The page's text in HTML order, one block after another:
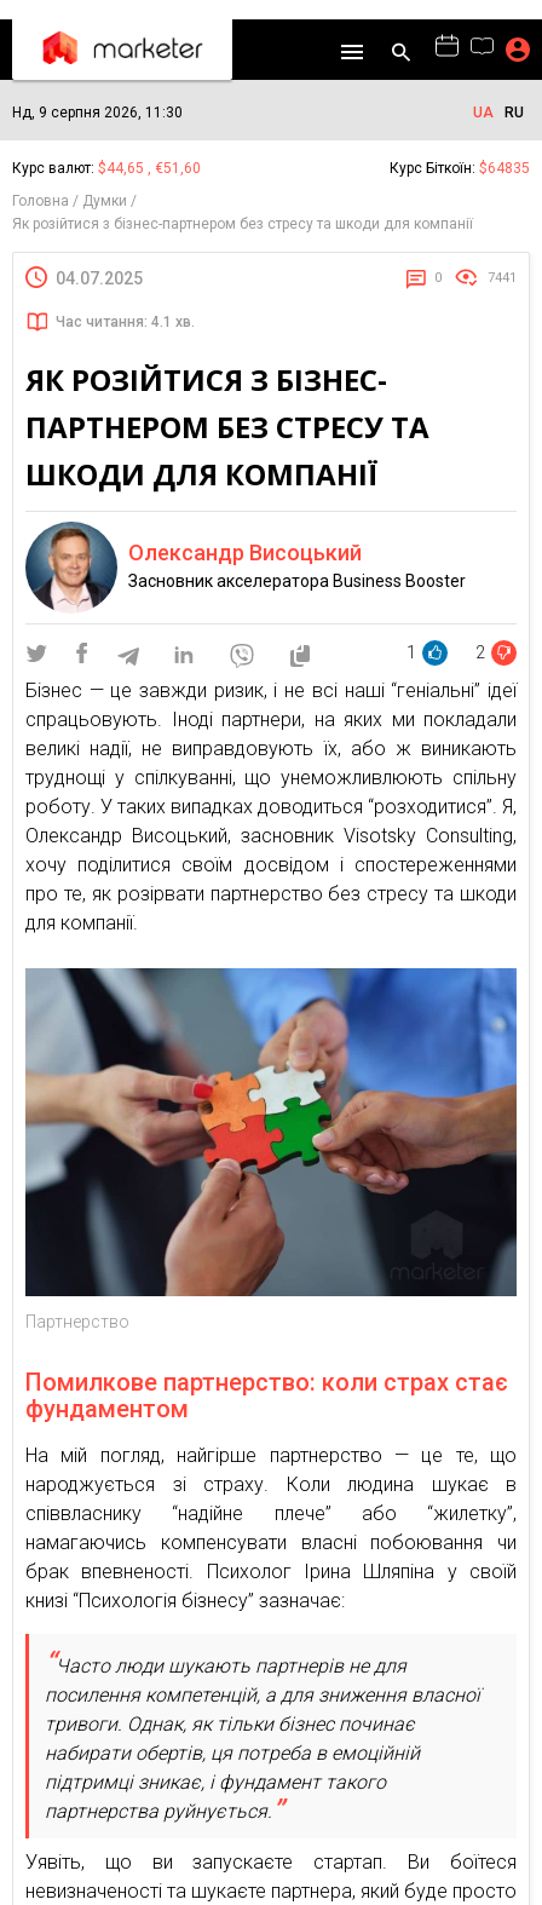
Нд, 9 серпня 2026, 11:30 UA RU
Курс валют: $44,65 , €51,60 Курс Біткоїн: $64835
Головна
Думки
Як розійтися з бізнес-партнером без стресу та шкоди для компанії
04.07.2025 0 7441
Час читання: 4.1 хв.
ЯК РОЗІЙТИСЯ З БІЗНЕС-
ПАРТНЕРОМ БЕЗ СТРЕСУ ТА
ШКОДИ ДЛЯ КОМПАНІЇ
Олександр Висоцький
Засновник акселератора Business Booster
1 2
Бізнес — це завжди ризик, і не всі наші “геніальні” ідеї
спрацьовують. Іноді партнери, на яких ми покладали
великі надії, не виправдовують їх, або ж виникають
труднощі у спілкуванні, що унеможливлюють спільну
роботу. У таких випадках доводиться “розходитися”. Я,
Олександр Висоцький, засновник Visotsky Consulting,
хочу поділитися своїм досвідом і спостереженнями
про те, як розірвати партнерство без стресу та шкоди
для компанії.
Партнерство
Помилкове партнерство: коли страх стає
фундаментом
На мій погляд, найгірше партнерство — це те, що
народжується зі страху. Коли людина шукає в
співвласнику “надійне плече” або “жилетку”,
намагаючись компенсувати власні побоювання чи
брак впевненості. Психолог Ірина Шляпіна у своїй
книзі “Психологія бізнесу” зазначає:
Часто люди шукають партнерів не для
посилення компетенцій, а для зниження власної
тривоги. Однак, як тільки бізнес починає
набирати обертів, ця потреба в емоційній
підтримці зникає, і фундамент такого
партнерства руйнується.
Уявіть, що ви запускаєте стартап. Ви боїтеся
невизначеності та шукаєте партнера, який буде просто